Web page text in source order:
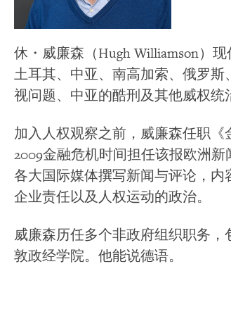
休・威廉森（Hugh Williamson）
土耳其、中亚、南高加索、俄罗
视问题、中亚的酷刑及其他威权统
加入人权观察之前，威廉森任职《
2009金融危机时间担任该报欧洲
各大国际媒体撰写新闻与评论，
企业责任以及人权运动的政治。
威廉森历任多个非政府组织职务
敦政经学院。他能说德语。